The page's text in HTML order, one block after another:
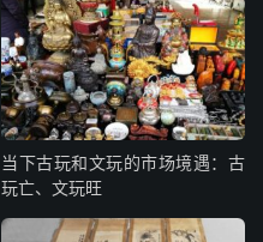
当下古玩和文玩的市场境遇：古
玩亡、文玩旺